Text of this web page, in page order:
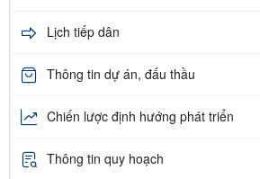
Lịch tiếp dân
Thông tin dự án, đấu thầu
Chiến lược định hướng phát triển
Thông tin quy hoạch